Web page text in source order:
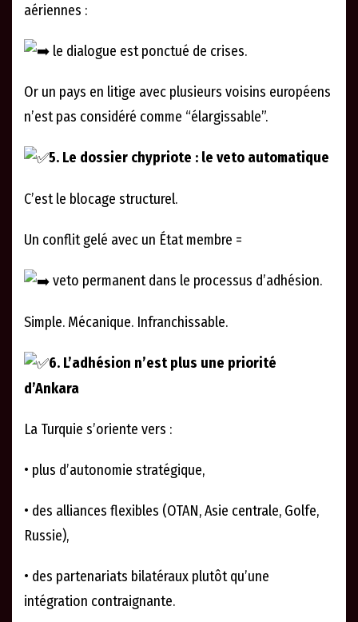
aériennes :
le dialogue est ponctué de crises.
Or un pays en litige avec plusieurs voisins européens
n’est pas considéré comme “élargissable”.
5. Le dossier chypriote : le veto automatique
C’est le blocage structurel.
Un conflit gelé avec un État membre =
veto permanent dans le processus d’adhésion.
Simple. Mécanique. Infranchissable.
6. L’adhésion n’est plus une priorité
d’Ankara
La Turquie s’oriente vers :
• plus d’autonomie stratégique,
• des alliances flexibles (OTAN, Asie centrale, Golfe,
Russie),
• des partenariats bilatéraux plutôt qu’une
intégration contraignante.